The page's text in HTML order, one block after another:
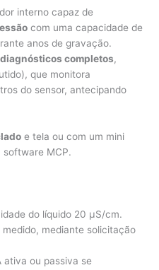
interno capaz de
com uma capacidade de
anos de gravação.
diagnósticos completos,
que monitora
do sensor, antecipando
e tela ou com um mini
software MCP.
do líquido 20 µS/cm.
mediante solicitação
ativa ou passiva se